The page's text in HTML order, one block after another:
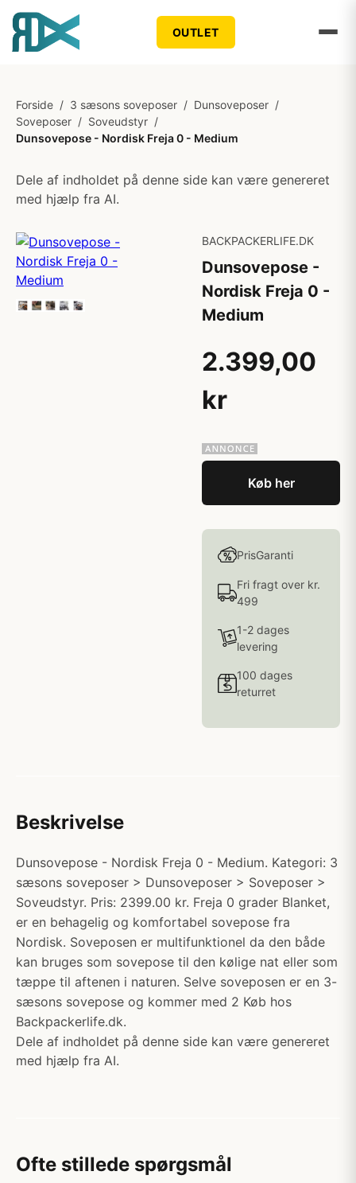
OUTLET
Forside / 3 sæsons soveposer / Dunsoveposer /
Soveposer / Soveudstyr /
Dunsovepose - Nordisk Freja 0 - Medium
Dele af indholdet på denne side kan være genereret
med hjælp fra AI.
BACKPACKERLIFE.DK
Dunsovepose -
Nordisk Freja 0 -
Medium
2.399,00
kr
Køb her
PrisGaranti
Fri fragt over kr.
499
1-2 dages
levering
100 dages
returret
Beskrivelse
Dunsovepose - Nordisk Freja 0 - Medium. Kategori: 3
sæsons soveposer > Dunsoveposer > Soveposer >
Soveudstyr. Pris: 2399.00 kr. Freja 0 grader Blanket,
er en behagelig og komfortabel sovepose fra
Nordisk. Soveposen er multifunktionel da den både
kan bruges som sovepose til den kølige nat eller som
tæppe til aftenen i naturen. Selve soveposen er en 3-
sæsons sovepose og kommer med 2 Køb hos
Backpackerlife.dk.
Dele af indholdet på denne side kan være genereret
med hjælp fra AI.
Ofte stillede spørgsmål